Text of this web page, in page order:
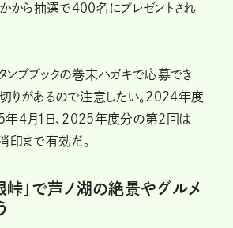
から抽選で400名にプレゼントされ
ンプブックの巻末ハガキで応募でき
切りがあるので注意したい。2024年度
4月1日、2025年度分の第2回は
まで有効だ。
峠」で芦ノ湖の絶景やグルメ